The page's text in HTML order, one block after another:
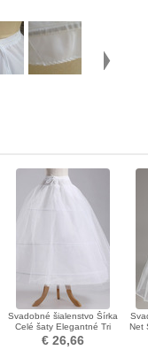
Svadobné šialenstvo Šírka
Celé šaty Elegantné Tri
rámy Polyester taft
€ 26,66
Net